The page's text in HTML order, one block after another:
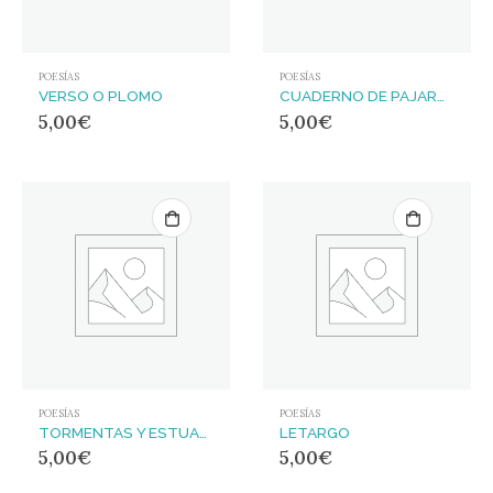
POESÍAS
VERSO O PLOMO
5,00€
POESÍAS
CUADERNO DE PAJAROS
5,00€
POESÍAS
5,00€
POESÍAS
LETARGO
5,00€